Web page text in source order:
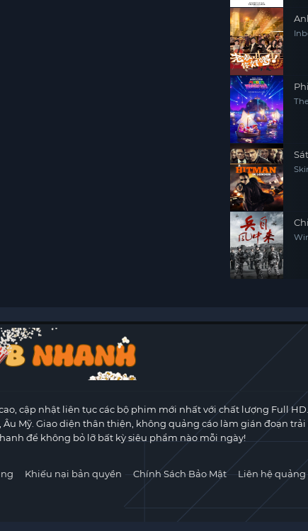
cập nhật liên tục các bộ phim mới nhất với chất lượng Full
Mỹ. Giao diện thân thiện, không quảng cáo làm gián đoạn
để không bỏ lỡ bất kỳ siêu phẩm nào mỗi ngày!
Khiếu nại bản quyền Chính Sách Bảo Mật Liên hệ quảng